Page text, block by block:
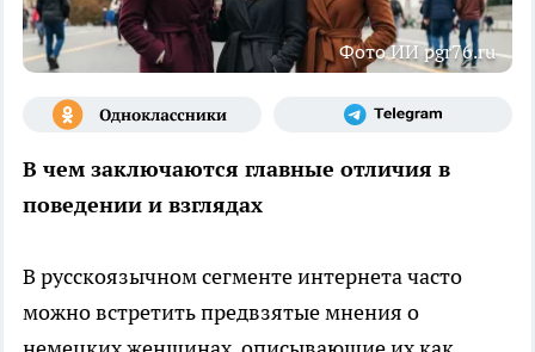
Фото ИИ pgr76.ru
В чем заключаются главные отличия в
поведении и взглядах
В русскоязычном сегменте интернета часто
можно встретить предвзятые мнения о